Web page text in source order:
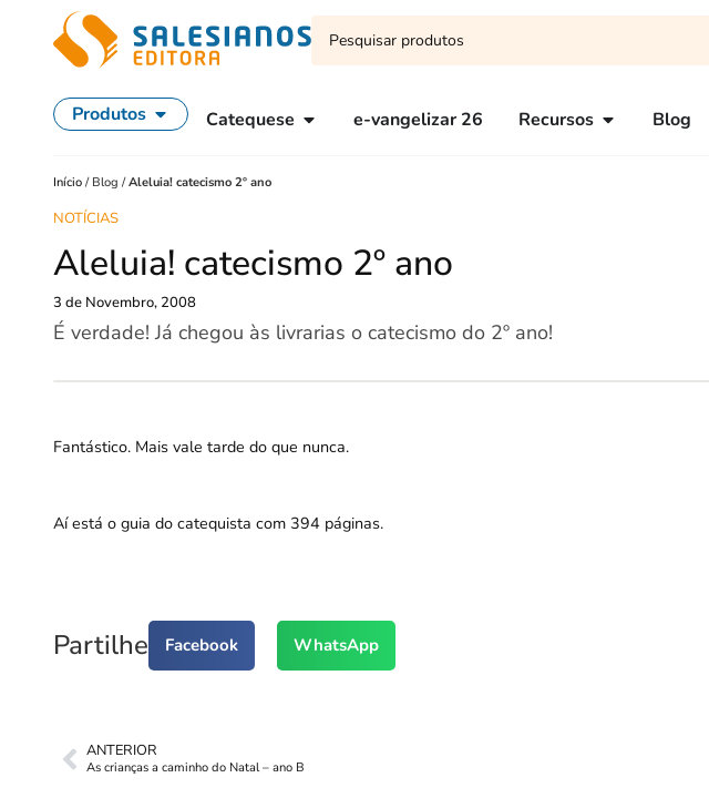
Produtos Catequese e-vangelizar 26 Recursos Blog
Início / Blog /Aleluia! catecismo 2º ano
NOTÍCIAS
Aleluia! catecismo 2º ano
3 de Novembro, 2008
É verdade! Já chegou às livrarias o catecismo do 2º ano!
Fantástico. Mais vale tarde do que nunca.
Aí está o guia do catequista com 394 páginas.
Partilhe Facebook WhatsApp
ANTERIOR
As crianças a caminho do Natal – ano B